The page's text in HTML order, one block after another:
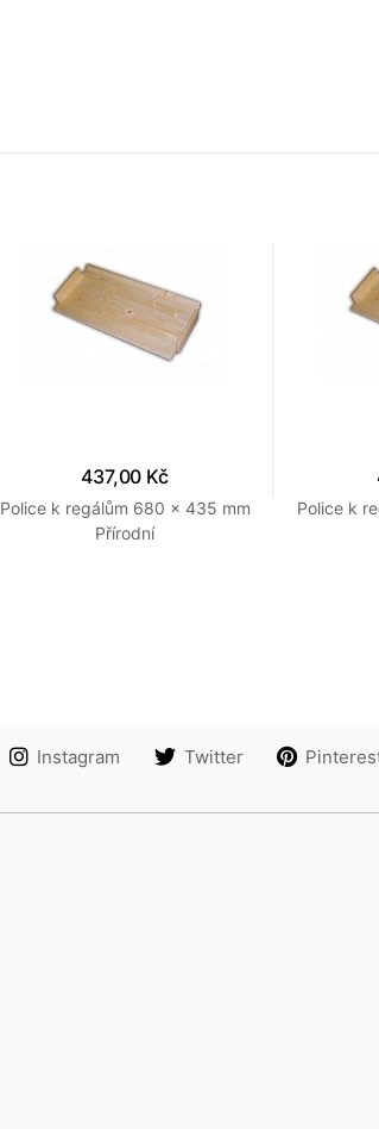
437,00 Kč
Police k regálům 680 x 435 mm
Přírodní
Police k
Instagram Twitter